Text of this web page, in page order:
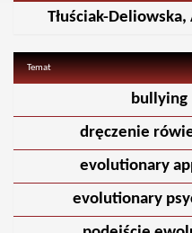
Tłuściak-
Temat
bullying
dręczenie
evolutionary
evolutionary